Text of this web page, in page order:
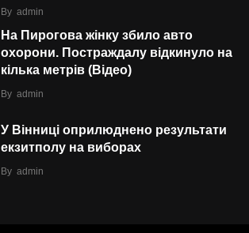
By admin
На Пирогова жінку збило авто
охорони. Постраждалу відкинуло на
кілька метрів (Відео)
By admin
У Вінниці оприлюднено результати
екзитполу на виборах
By admin